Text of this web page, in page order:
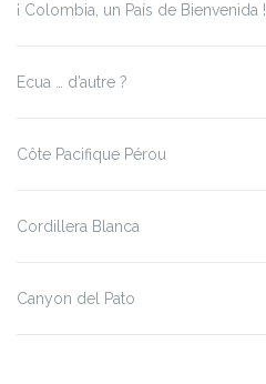
¡ Colombia, un País de Bienvenida !
Ecua … d’autre ?
Côte Pacifique Pérou
Cordillera Blanca
Canyon del Pato